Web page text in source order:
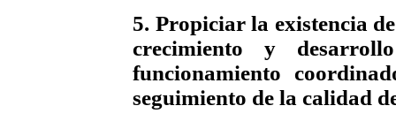
5. Propiciar la existencia
crecimiento y
funcionamiento
seguimiento de la calidad